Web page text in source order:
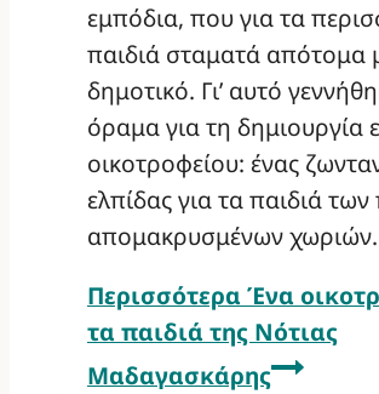
εμπόδια, που για τα
παιδιά σταματά απότομα
δημοτικό. Γι’ αυτό
όραμα για τη δημιουργία
οικοτροφείου: ένας
ελπίδας για τα παιδιά των
απομακρυσμένων χωριών.
Περισσότερα Ένα
τα παιδιά της Νότιας
Μαδαγασκάρης